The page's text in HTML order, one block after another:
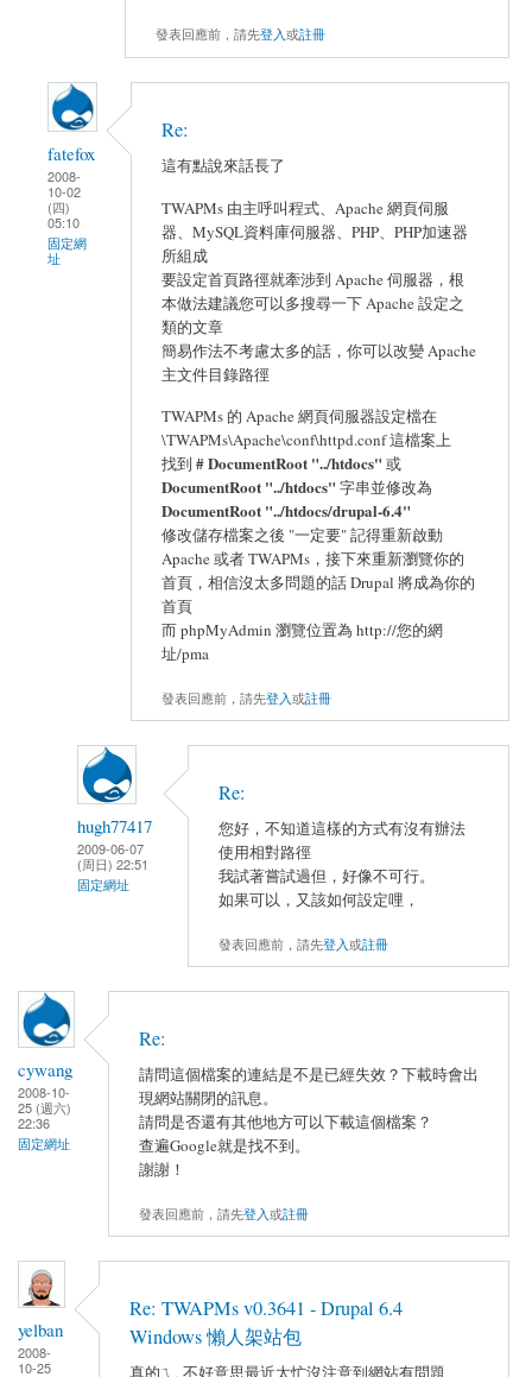
發表回應前，請先登入或註冊
fatefox
2008-
10-02
(四)
05:10
固定網
址
Re:
這有點說來話長了
TWAPMs 由主呼叫程式、Apache 網頁伺服
器、MySQL資料庫伺服器、PHP、PHP加速器
所組成
要設定首頁路徑就牽涉到 Apache 伺服器，根
本做法建議您可以多搜尋一下 Apache 設定之
類的文章
簡易作法不考慮太多的話，你可以改變 Apache
主文件目錄路徑
TWAPMs 的 Apache 網頁伺服器設定檔在
\TWAPMs\Apache\conf\httpd.conf 這檔案上
找到 # DocumentRoot "../htdocs" 或
DocumentRoot "../htdocs" 字串並修改為
DocumentRoot "../htdocs/drupal-6.4"
修改儲存檔案之後 "一定要" 記得重新啟動
Apache 或者 TWAPMs，接下來重新瀏覽你的
首頁，相信沒太多問題的話 Drupal 將成為你的
首頁
而 phpMyAdmin 瀏覽位置為 http://您的網
址/pma
發表回應前，請先登入或註冊
hugh77417
2009-06-07
(周日) 22:51
固定網址
Re:
您好，不知道這樣的方式有沒有辦法
使用相對路徑
我試著嘗試過但，好像不可行。
如果可以，又該如何設定哩，
發表回應前，請先登入或註冊
cywang
2008-10-
25 (週六)
22:36
固定網址
Re:
請問這個檔案的連結是不是已經失效？下載時會出
現網站關閉的訊息。
請問是否還有其他地方可以下載這個檔案？
查遍Google就是找不到。
謝謝！
發表回應前，請先登入或註冊
yelban
2008-
10-25
Re: TWAPMs v0.3641 - Drupal 6.4
Windows 懶人架站包
真的ㄟ, 不好意思最近太忙沒注意到網站有問題